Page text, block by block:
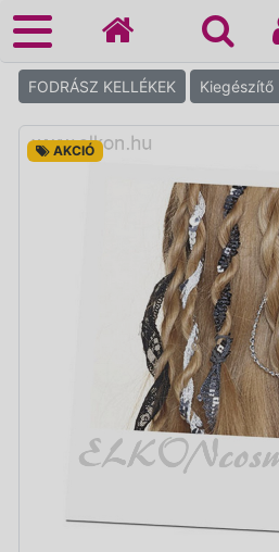
FODRÁSZ KELLÉKEK Kiegészítő
AKCIÓ